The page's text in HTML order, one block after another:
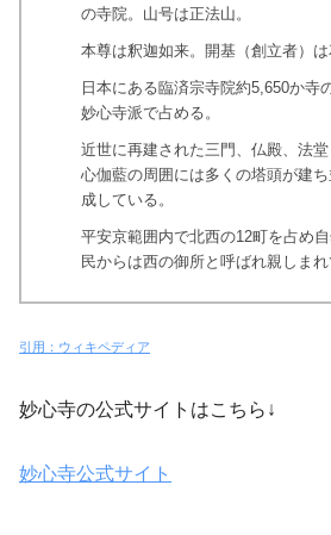
の寺院。山号は正法山。
本尊は釈迦如来。開基（創立者）は
日本にある臨済宗寺院約5,650か寺
妙心寺派で占める。
近世に再建された三門、仏殿、法
心伽藍の周囲には多くの塔頭が建
成している。
平安京範囲内で北西の12町を占め
民からは西の御所と呼ばれ親しまれ
引用：ウィキペディア
妙心寺の公式サイトはこちら↓
妙心寺公式サイト